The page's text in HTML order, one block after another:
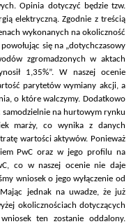
Opinia dotyczyć będzie tzw.
elektryczną. Zgodnie z treścią
wykonanych na okoliczność
się na „dotychczasowy
zgromadzonych w aktach
1,35%”. W naszej ocenie
parytetów wymiany akcji, a
o które walczymy. Dodatkowo
samodzielnie na hurtowym rynku
marży, co wynika z danych
wartości aktywów. Ponieważ
PwC oraz w jego profilu na
co w naszej ocenie nie daje
wniosek o jego wyłączenie od
jednak na uwadze, że już
okolicznościach dotyczących
ten zostanie oddalony.